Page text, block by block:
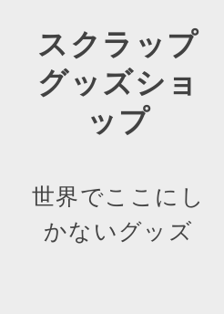
スクラップ
グッズショ
ップ
世界でここにし
かないグッズ